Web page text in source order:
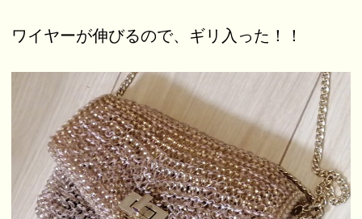
ワイヤーが伸びるので、ギリ入った！！